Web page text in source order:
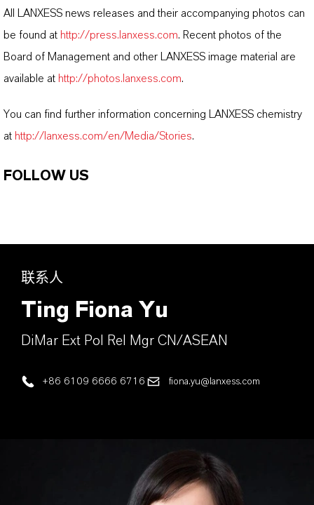
All LANXESS news releases and their accompanying photos can
be found at http://press.lanxess.com. Recent photos of the
Board of Management and other LANXESS image material are
available at http://photos.lanxess.com.
You can find further information concerning LANXESS chemistry
at http://lanxess.com/en/Media/Stories.
FOLLOW US
联系人
Ting Fiona Yu
DiMar Ext Pol Rel Mgr CN/ASEAN
+86 6109 6666 6716 fiona.yu@lanxess.com